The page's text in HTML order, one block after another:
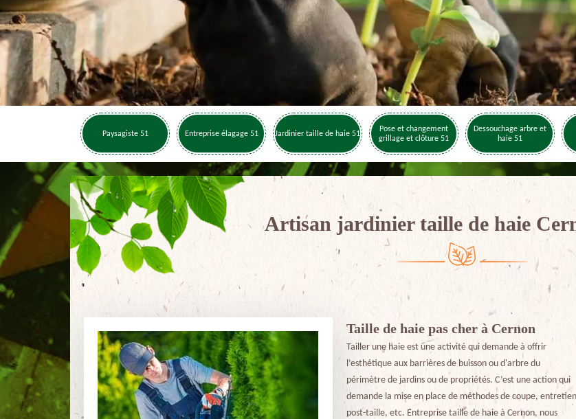
Paysagiste 51 Entreprise élagage 51 Jardinier taille de haie 51
Pose et changement
grillage et clôture 51
Dessouchage arbre et
haie 51
Artisan jardinier taille de haie
Taille de haie pas cher à Cernon
Tailler une haie est une activité qui demande à offrir
l’esthétique aux barrières de buisson ou d'arbre du
périmètre de jardins ou de propriétés. C’est une action qui
demande la mise en place de méthodes de coupe,
post-taille, etc. Entreprise taille de haie à Cernon, nous